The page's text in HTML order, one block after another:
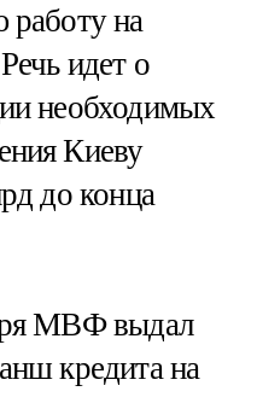
работу на
идет о
необходимых
Киеву
до конца
МВФ выдал
кредита на